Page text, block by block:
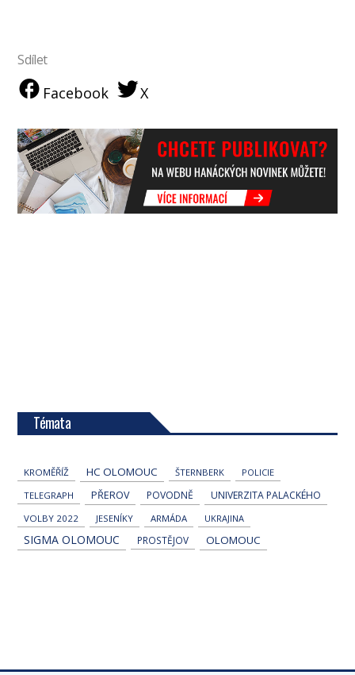
Sdílet
Facebook X
Témata
KROMĚŘÍŽ HC OLOMOUC ŠTERNBERK
POLICIE
TELEGRAPH
PŘEROV POVODNĚ UNIVERZITA PALACKÉHO
VOLBY 2022 JESENÍKY ARMÁDA UKRAJINA
SIGMA OLOMOUC PROSTĚJOV OLOMOUC